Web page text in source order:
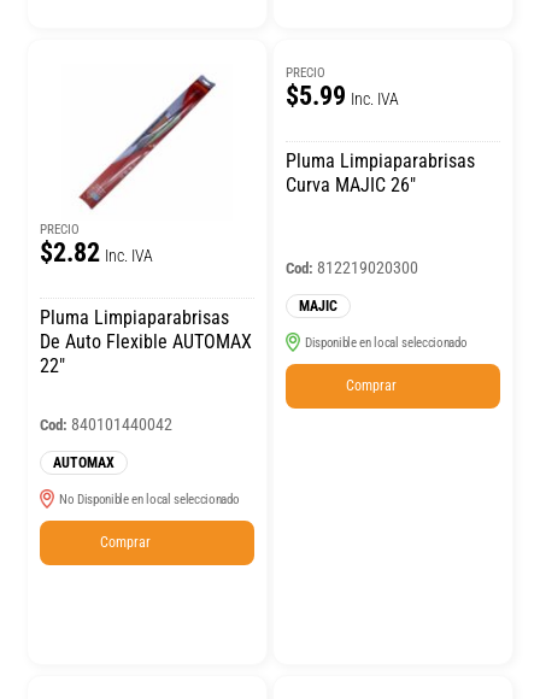
PRECIO
$2.82 Inc. IVA
Pluma Limpiaparabrisas
De Auto Flexible AUTOMAX
22″
Cod: 840101440042
AUTOMAX
No Disponible en local seleccionado
Comprar
PRECIO
$5.99 Inc. IVA
Pluma Limpiaparabrisas
Curva MAJIC 26″
Cod: 812219020300
MAJIC
Disponible en local seleccionado
Comprar